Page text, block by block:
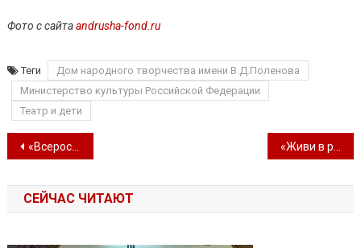
Фото с сайтаandrusha-fond.ru
Теги
Дом народного творчества имени В.Д.Поленова
Министерство культуры Российской Федерации
Театр и дети
Навигация по записям
«Всероссийский день фольклора» – участники Всероссийского фестиваля-конкурса от города Севастополя
СЕЙЧАС ЧИТАЮТ